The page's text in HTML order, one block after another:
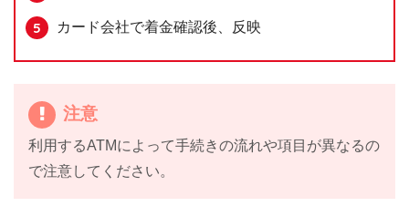
カード会社で着金確認後、反映
注意
利用するATMによって手続きの流れや項目が異なるの
で注意してください。